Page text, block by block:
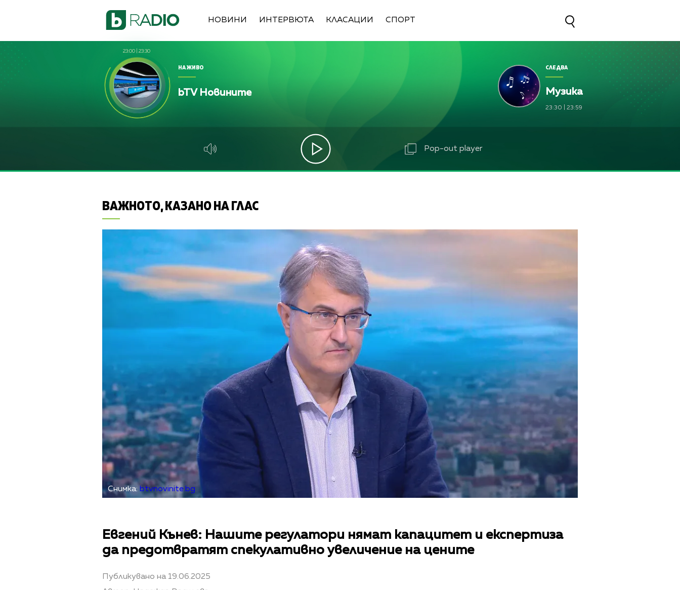
НОВИНИ ИНТЕРВЮТА КЛАСАЦИИ СПОРТ
23:00 23:30
НА ЖИВО
bTV Новините
СЛЕДВА
Музика
23:30 23:59
Pop-out player
ВАЖНОТО, КАЗАНО НА ГЛАС
Снимка: btvnovinite.bg
Евгений Кънев: Нашите регулатори нямат капацитет и експертиза
да предотвратят спекулативно увеличение на цените
Публикувано на 19.06.2025